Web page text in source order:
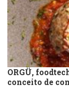
ORGÜ,
conceito de